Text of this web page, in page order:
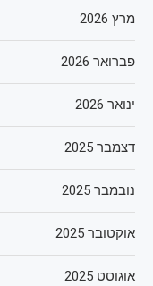
מרץ 2026
פברואר 2026
ינואר 2026
דצמבר 2025
נובמבר 2025
אוקטובר 2025
אוגוסט 2025